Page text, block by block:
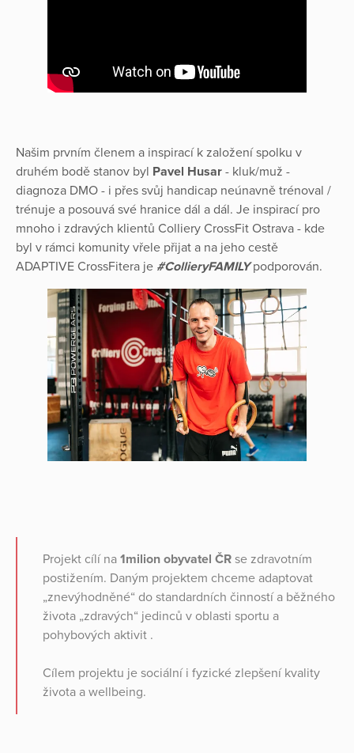
Našim prvním členem a inspirací k založení spolku v
druhém bodě stanov byl Pavel Husar - kluk/muž -
diagnoza DMO - i přes svůj handicap neúnavně trénoval /
trénuje a posouvá své hranice dál a dál. Je inspirací pro
mnoho i zdravých klientů Colliery CrossFit Ostrava - kde
byl v rámci komunity vřele přijat a na jeho cestě
ADAPTIVE CrossFitera je #CollieryFAMILYpodporován.
Projekt cílí na 1milion obyvatel ČR se zdravotním
postižením. Daným projektem chceme adaptovat
„znevýhodněné“ do standardních činností a běžného
života „zdravých“ jedinců v oblasti sportu a
pohybových aktivit .
Cílem projektu je sociální i fyzické zlepšení kvality
života a wellbeing.